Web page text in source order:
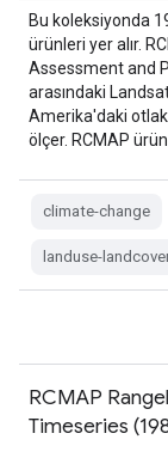
Bu koleksiyonda
ürünleri yer alır.
Assessment and
arasındaki
Amerika'daki otlak
ölçer. RCMAP
climate-change
landuse-
RCMAP
Timeseries